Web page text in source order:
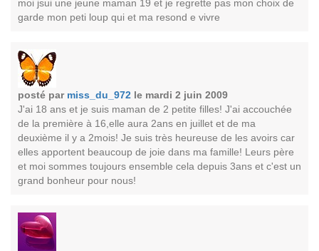
moi jsui une jeune maman 19 et je regrette pas mon choix de
garde mon peti loup qui et ma resond e vivre
posté par miss_du_972 le mardi 2 juin 2009
J'ai 18 ans et je suis maman de 2 petite filles! J'ai accouchée
de la première à 16,elle aura 2ans en juillet et de ma
deuxième il y a 2mois! Je suis très heureuse de les avoirs car
elles apportent beaucoup de joie dans ma famille! Leurs père
et moi sommes toujours ensemble cela depuis 3ans et c'est un
grand bonheur pour nous!